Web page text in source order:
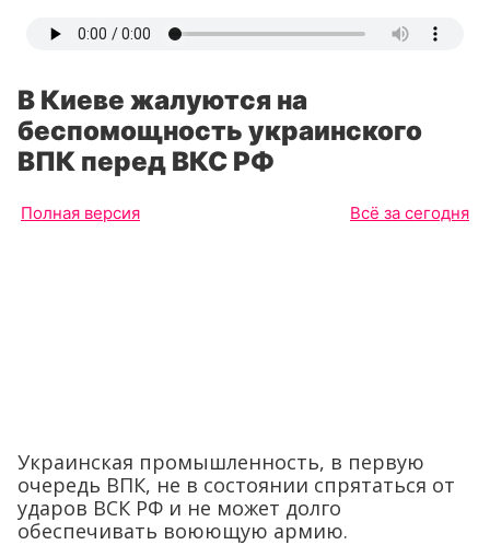
В Киеве жалуются на
беспомощность украинского
ВПК перед ВКС РФ
Полная версия Всё за сегодня
Украинская промышленность, в первую
очередь ВПК, не в состоянии спрятаться от
ударов ВСК РФ и не может долго
обеспечивать воюющую армию.